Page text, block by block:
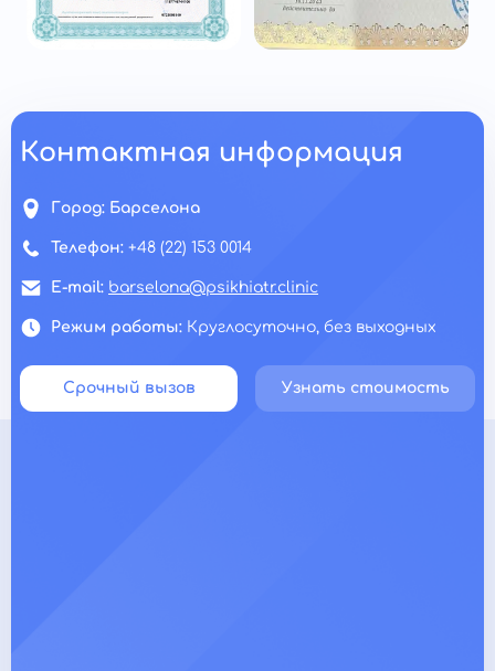
Контактная информация
Город: Барселона
Телефон: +48 (22) 153 0014
E-mail: barselona@psikhiatr.clinic
Режим работы: Круглосуточно, без выходных
Срочный вызов Узнать стоимость